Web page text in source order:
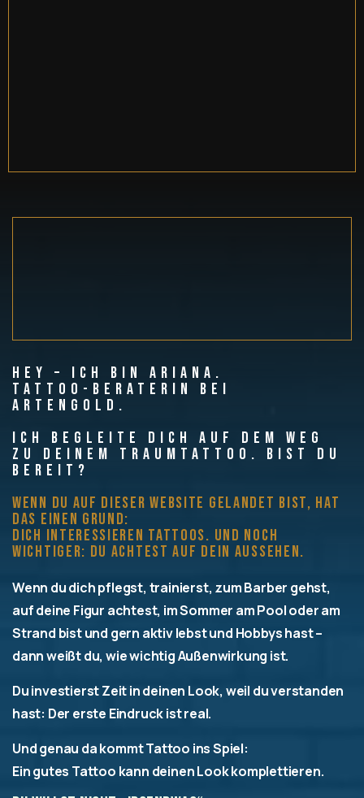
Hey – ich bin Ariana.
Tattoo-Beraterin bei
Artengold.
Ich begleite dich auf dem Weg
zu deinem Traumtattoo. Bist du
bereit?
Wenn du auf dieser Website gelandet bist, hat
das einen Grund:
Dich interessieren Tattoos. Und noch
wichtiger: Du achtest auf dein Aussehen.
Wenn du dich pflegst, trainierst, zum Barber gehst,
auf deine Figur achtest, im Sommer am Pool oder am
Strand bist und gern aktiv lebst und Hobbys hast –
dann weißt du, wie wichtig Außenwirkung ist.
Du investierst Zeit in deinen Look, weil du verstanden
hast: Der erste Eindruck ist real.
Und genau da kommt Tattoo ins Spiel:
Ein gutes Tattoo kann deinen Look komplettieren.